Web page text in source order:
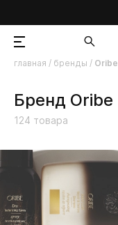
главная / бренды / Oribe
Бренд Oribe
124 товара